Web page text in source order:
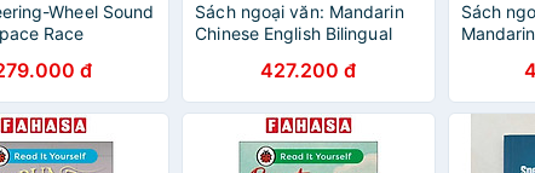
Wheel Sound
Race
đ
Sách ngoại văn: Mandarin
Chinese English Bilingual
427.200 đ
Sách